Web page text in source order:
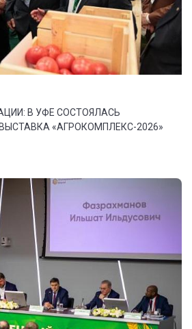
В УФЕ СОСТОЯЛАСЬ
«АГРОКОМПЛЕКС-2026»